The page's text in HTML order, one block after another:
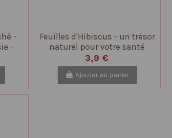
-
-
Feuilles d'Hibiscus - un trésor
naturel pour votre santé
3,9 €
Ajouter au panier